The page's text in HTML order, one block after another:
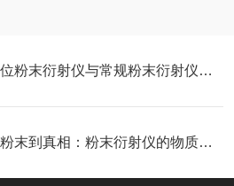
【科普】原位粉末衍射仪与常规粉末衍射仪相比，核心优势是什么？
【揭秘】从粉末到真相：粉末衍射仪的物质分析核心逻辑